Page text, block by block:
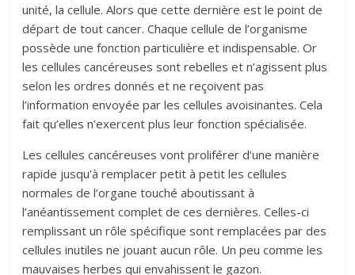
unité, la cellule. Alors que cette dernière est le point de
départ de tout cancer. Chaque cellule de l’organisme
possède une fonction particulière et indispensable. Or
les cellules cancéreuses sont rebelles et n’agissent plus
selon les ordres donnés et ne reçoivent pas
l’information envoyée par les cellules avoisinantes. Cela
fait qu’elles n’exercent plus leur fonction spécialisée.
Les cellules cancéreuses vont proliférer d’une manière
rapide jusqu’à remplacer petit à petit les cellules
normales de l’organe touché aboutissant à
l’anéantissement complet de ces dernières. Celles-ci
remplissant un rôle spécifique sont remplacées par des
cellules inutiles ne jouant aucun rôle. Un peu comme les
mauvaises herbes qui envahissent le gazon.